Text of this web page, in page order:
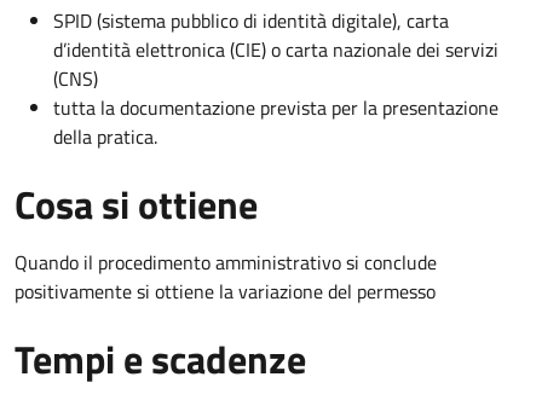
SPID (sistema pubblico di identità digitale), carta
d’identità elettronica (CIE) o carta nazionale dei servizi
(CNS)
tutta la documentazione prevista per la presentazione
della pratica.
Cosa si ottiene
Quando il procedimento amministrativo si conclude
positivamente si ottiene la variazione del permesso
Tempi e scadenze